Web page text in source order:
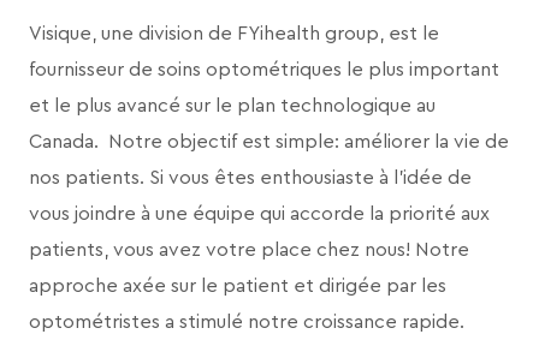
Visique, une division de FYihealth group,
est le
fournisseur de soins optométriques le plus important
et le plus avancé sur le plan technologique au
Canada. Notre objectif est simple: améliorer la vie de
nos patients. Si vous êtes enthousiaste à l’idée de
vous joindre à une équipe qui accorde la priorité aux
patients, vous avez votre place chez nous! Notre
approche axée sur le patient et dirigée par les
optométristes a stimulé notre croissance rapide.